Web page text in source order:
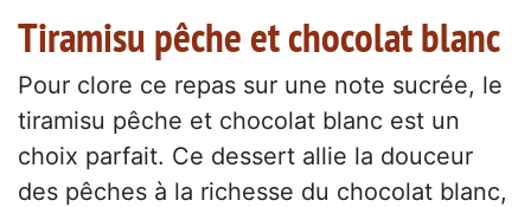
Tiramisu pêche et chocolat blanc
Pour clore ce repas sur une note sucrée, le
tiramisu pêche et chocolat blanc est un
choix parfait. Ce dessert allie la douceur
des pêches à la richesse du chocolat blanc,